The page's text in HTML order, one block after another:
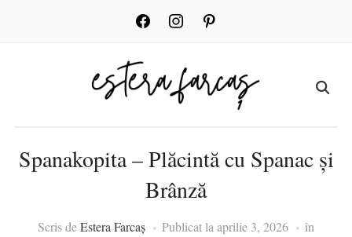
facebook instagrampinterest
Spanakopita – Plăcintă cu Spanac și
Brânză
Scris deEstera Farcaș Publicat la aprilie 3, 2026
în